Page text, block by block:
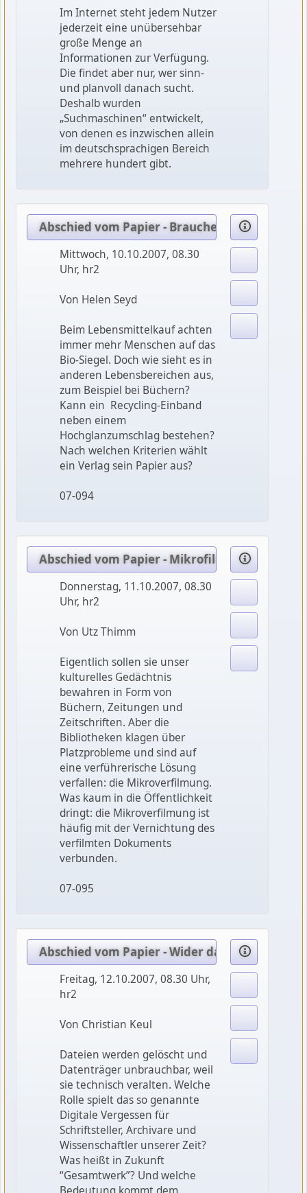
Im Internet steht jedem Nutzer
jederzeit eine unübersehbar
große Menge an
Informationen zur Verfügung.
Die findet aber nur, wer sinn-
und planvoll danach sucht.
Deshalb wurden
„Suchmaschinen“ entwickelt,
von denen es inzwischen allein
im deutschsprachigen Bereich
mehrere hundert gibt.
Abschied vom Papier - Brauchen wir das Bio-
Mittwoch, 10.10.2007, 08.30
Uhr, hr2
Von Helen Seyd
Beim Lebensmittelkauf achten
immer mehr Menschen auf das
Bio-Siegel. Doch wie sieht es in
anderen Lebensbereichen aus,
zum Beispiel bei Büchern?
Kann ein Recycling-Einband
neben einem
Hochglanzumschlag bestehen?
Nach welchen Kriterien wählt
ein Verlag sein Papier aus?
07-094
Abschied vom Papier - Mikrofilm oder Wie
Donnerstag, 11.10.2007, 08.30
Uhr, hr2
Von Utz Thimm
Eigentlich sollen sie unser
kulturelles Gedächtnis
bewahren in Form von
Büchern, Zeitungen und
Zeitschriften. Aber die
Bibliotheken klagen über
Platzprobleme und sind auf
eine verführerische Lösung
verfallen: die Mikroverfilmung.
Was kaum in die Öffentlichkeit
dringt: die Mikroverfilmung ist
häufig mit der Vernichtung des
verfilmten Dokuments
verbunden.
07-095
Abschied vom Papier - Wider das digitale
Freitag, 12.10.2007, 08.30 Uhr,
hr2
Von Christian Keul
Dateien werden gelöscht und
Datenträger unbrauchbar, weil
sie technisch veralten. Welche
Rolle spielt das so genannte
Digitale Vergessen für
Schriftsteller, Archivare und
Wissenschaftler unserer Zeit?
Was heißt in Zukunft
“Gesamtwerk”? Und welche